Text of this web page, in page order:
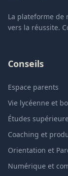
La plateforme de
vers la réussite.
Conseils
Espace parents
Vie lycéenne et
Études
Coaching et
Orientation et
Numérique et